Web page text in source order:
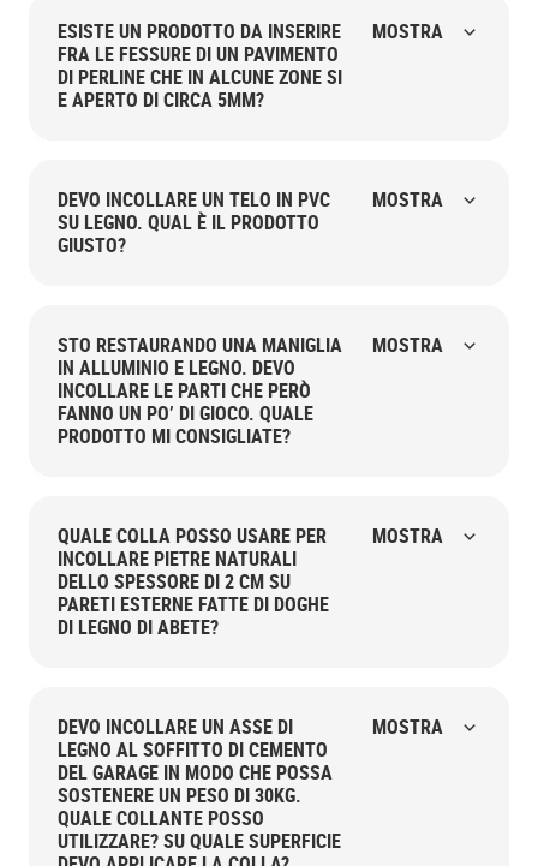
ESISTE UN PRODOTTO DA INSERIRE
FRA LE FESSURE DI UN PAVIMENTO
DI PERLINE CHE IN ALCUNE ZONE SI
E APERTO DI CIRCA 5MM?
MOSTRA
DEVO INCOLLARE UN TELO IN PVC
SU LEGNO. QUAL È IL PRODOTTO
GIUSTO?
MOSTRA
STO RESTAURANDO UNA MANIGLIA
IN ALLUMINIO E LEGNO. DEVO
INCOLLARE LE PARTI CHE PERÒ
FANNO UN PO’ DI GIOCO. QUALE
PRODOTTO MI CONSIGLIATE?
MOSTRA
QUALE COLLA POSSO USARE PER
INCOLLARE PIETRE NATURALI
DELLO SPESSORE DI 2 CM SU
PARETI ESTERNE FATTE DI DOGHE
DI LEGNO DI ABETE?
MOSTRA
DEVO INCOLLARE UN ASSE DI
LEGNO AL SOFFITTO DI CEMENTO
DEL GARAGE IN MODO CHE POSSA
SOSTENERE UN PESO DI 30KG.
QUALE COLLANTE POSSO
UTILIZZARE? SU QUALE SUPERFICIE
MOSTRA